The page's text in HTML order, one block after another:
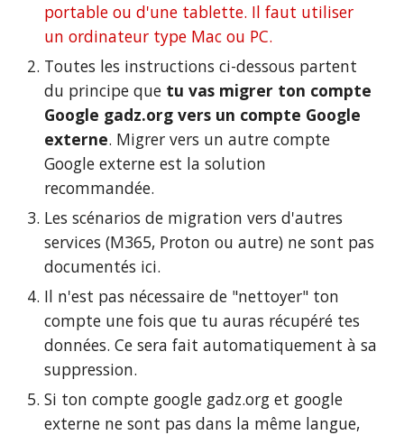
portable ou d'une tablette. Il faut utiliser
un ordinateur type Mac ou PC.
Toutes les instructions ci-dessous partent
du principe que tu vas migrer ton compte
Google gadz.org vers un compte Google
externe. Migrer vers un autre compte
Google externe est la solution
recommandée.
Les scénarios de migration vers d'autres
services (M365, Proton ou autre) ne sont pas
documentés ici.
Il n'est pas nécessaire de "nettoyer" ton
compte une fois que tu auras récupéré tes
données. Ce sera fait automatiquement à sa
suppression.
Si ton compte google gadz.org et google
externe ne sont pas dans la même langue,